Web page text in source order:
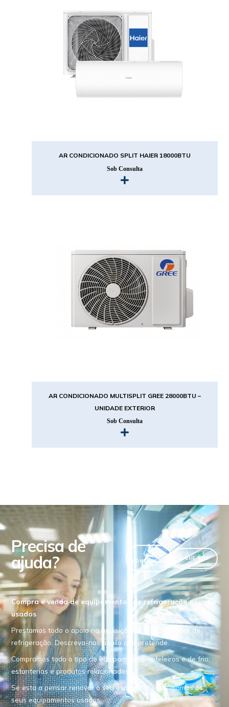
AR CONDICIONADO SPLIT HAIER 18000BTU
Sob Consulta
AR CONDICIONADO MULTISPLIT GREE 28000BTU –
UNIDADE EXTERIOR
Sob Consulta
Precisa de
ajuda?
VER
CONTACTOS
LIGUE-NOS
Compra e venda de equipamentos de refrigeração novos e
usados
Prestamos todo o apoio na aquisição de equipamentos de
refrigeração. Descreva-nos aquilo que pretende.
Compramos todo o tipo de equipamentos hoteleiros e de frio,
estanterias e produtos relacionados.
Se esta a pensar renovar o seu espaço, nós retomamos os
seus equipamentos usados.